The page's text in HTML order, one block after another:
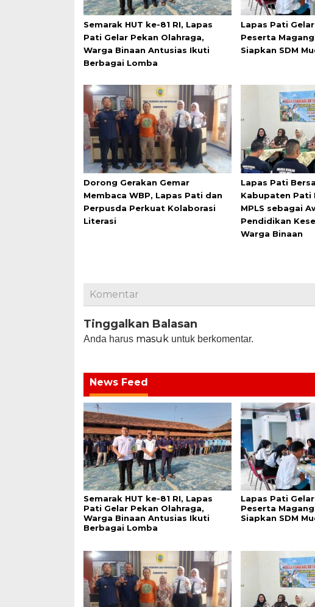
Semarak HUT ke-81 RI, Lapas
Pati Gelar Pekan Olahraga,
Warga Binaan Antusias Ikuti
Berbagai Lomba
Lapas Pati
Peserta
Siapkan SDM
Dorong Gerakan Gemar
Membaca WBP, Lapas Pati dan
Perpusda Perkuat Kolaborasi
Literasi
Lapas Pati
Kabupaten Pati
MPLS sebagai
Pendidikan
Warga Binaan
Komentar
Tinggalkan Balasan
Anda harus masuk untuk berkomentar.
News Feed
Semarak HUT ke-81 RI, Lapas
Pati Gelar Pekan Olahraga,
Warga Binaan Antusias Ikuti
Berbagai Lomba
Lapas Pati
Peserta
Siapkan SDM